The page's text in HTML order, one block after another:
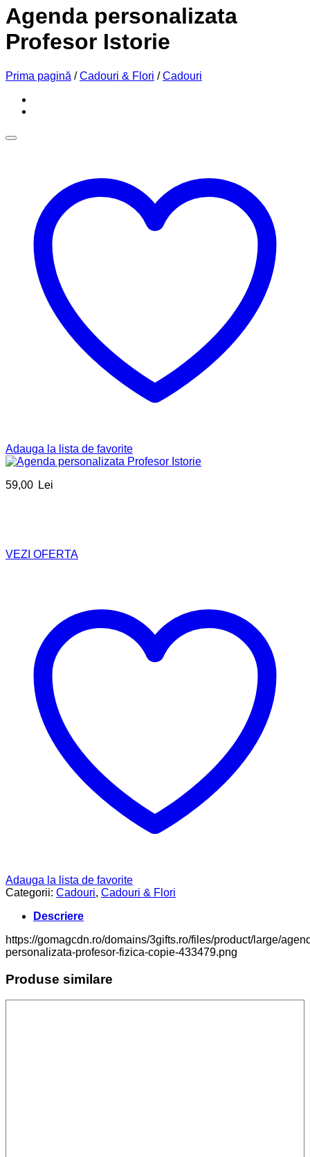
Agenda personalizata
Profesor Istorie
Prima pagină / Cadouri & Flori / Cadouri
Adauga la lista de favorite
59,00 Lei
VEZI OFERTA
Adauga la lista de favorite
Categorii: Cadouri, Cadouri & Flori
Descriere
https://gomagcdn.ro/domains/3gifts.ro/files/product/large/
personalizata-profesor-fizica-copie-433479.png
Produse similare